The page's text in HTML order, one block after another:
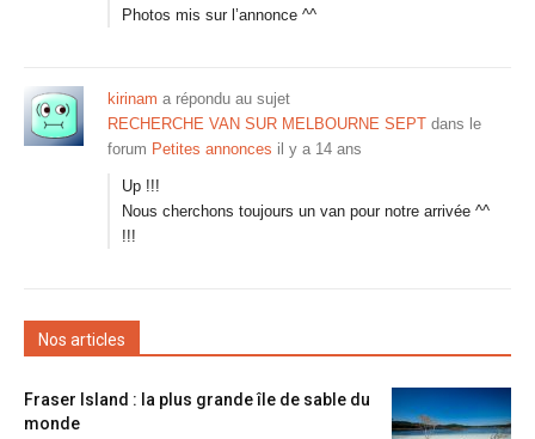
Photos mis sur l’annonce ^^
kirinam a répondu au sujet
RECHERCHE VAN SUR MELBOURNE SEPT dans le
forum Petites annonces il y a 14 ans
Up !!!
Nous cherchons toujours un van pour notre arrivée ^^
!!!
Nos articles
Fraser Island : la plus grande île de sable du
monde